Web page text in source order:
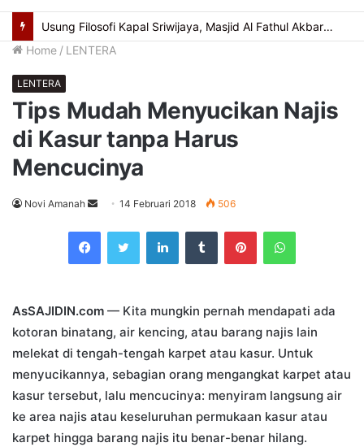
Usung Filosofi Kapal Sriwijaya, Masjid Al Fathul Akbar Siap Tampil Lebih Ikonik
Home / LENTERA
LENTERA
Tips Mudah Menyucikan Najis
di Kasur tanpa Harus
Mencucinya
Novi Amanah
Send
email
14 Februari 2018 506
FacebookTwitterLinkedInTumblrPinterestWhatsApp
AsSAJIDIN.com — Kita mungkin pernah mendapati ada
kotoran binatang, air kencing, atau barang najis lain
melekat di tengah-tengah karpet atau kasur. Untuk
menyucikannya, sebagian orang mengangkat karpet atau
kasur tersebut, lalu mencucinya: menyiram langsung air
ke area najis atau keseluruhan permukaan kasur atau
karpet hingga barang najis itu benar-benar hilang.